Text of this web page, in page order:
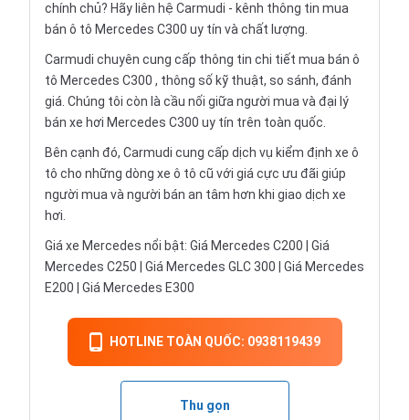
chính chủ? Hãy liên hệ Carmudi - kênh thông tin mua
bán ô tô Mercedes C300 uy tín và chất lượng.
Carmudi chuyên cung cấp thông tin chi tiết mua bán ô
tô Mercedes C300 , thông số kỹ thuật, so sánh, đánh
giá. Chúng tôi còn là cầu nối giữa người mua và đại lý
bán xe hơi Mercedes C300 uy tín trên toàn quốc.
Bên cạnh đó, Carmudi cung cấp dịch vụ kiểm định xe ô
tô cho những dòng xe ô tô cũ với giá cực ưu đãi giúp
người mua và người bán an tâm hơn khi giao dịch xe
hơi.
Giá xe Mercedes nổi bật: Giá Mercedes C200 | Giá
Mercedes C250 | Giá Mercedes GLC 300 | Giá Mercedes
E200 | Giá Mercedes E300
HOTLINE TOÀN QUỐC: 0938119439
Thu gọn